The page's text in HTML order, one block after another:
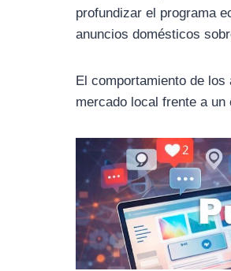
profundizar el programa
anuncios domésticos
El comportamiento de
mercado local frente a